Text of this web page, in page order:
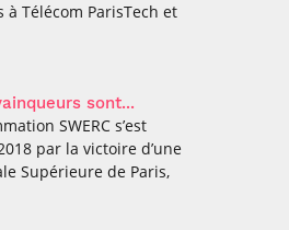
Télécom ParisTech et
sont...
SWERC s’est
par la victoire d’une
Supérieure de Paris,